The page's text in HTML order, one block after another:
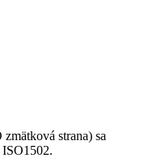
strana) sa